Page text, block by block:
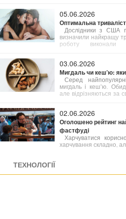
підкреслює, що одне
не принесе бажаного
у вживанні.
05.06.2026
Оптимальна
Дослідники з США
визначили найкращу
роботу виконали
03.06.2026
Мигдаль чи кеш’ю:
Серед
мигдаль і кеш’ю.
але відрізняються за
02.06.2026
Оголошено рейтинг
фастфуді
Харчуватися
харчування складно,
містять менше
мінерали порівняно з
ТЕХНОЛОГІЇ